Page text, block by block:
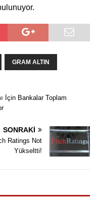
GRAM ALTIN
İçin Bankalar Toplam
SONRAKI
Ratings Not
Yükseltti!